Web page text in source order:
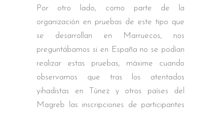
Por otro lado, como parte de la
organización en pruebas de este tipo que
se desarrollan en Marruecos, nos
preguntábamos si en España no se podían
realizar estas pruebas, máxime cuando
observamos que tras los atentados
yihadistas en Túnez y otros países del
Magreb las inscripciones de participantes